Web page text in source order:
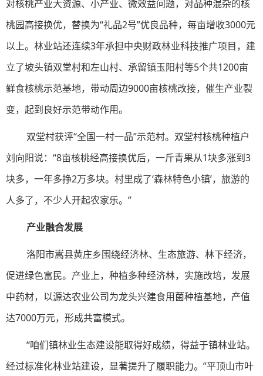
对核桃产业大资源、小产业、微效益问题，对品种混杂的核
桃园高接换优，替换为“礼品2号”优良品种，每亩增收3000元
以上。林业站还连续3年承担中央财政林业科技推广项目，建
立了坡头镇双堂村和左山村、承留镇玉阳村等5个共1200亩
鲜食核桃示范基地，带动周边9000亩核桃改接，催生产业裂
变，起到良好示范带动作用。
双堂村获评“全国一村一品”示范村。双堂村核桃种植户
刘向阳说：“8亩核桃经高接换优后，一斤青果从1块多涨到3
块多，一年多挣2万多块。村里成了‘森林特色小镇’，旅游的
人多了，不少人开起农家乐。”
产业融合发展
洛阳市嵩县黄庄乡围绕经济林、生态旅游、林下经济，
促进绿色富民。产业上，种植多种经济林，实施改培，发展
中药材，以源达农业公司为龙头兴建食用菌种植基地，产值
达7000万元，形成共富模式。
“咱们镇林业生态建设能取得好成绩，得益于镇林业站。
经过标准化林业站建设，显著提升了履职能力。”平顶山市叶